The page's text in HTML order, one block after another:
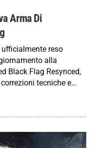
Arma Di
reso
alla
Black Flag Resynced,
tecniche e…